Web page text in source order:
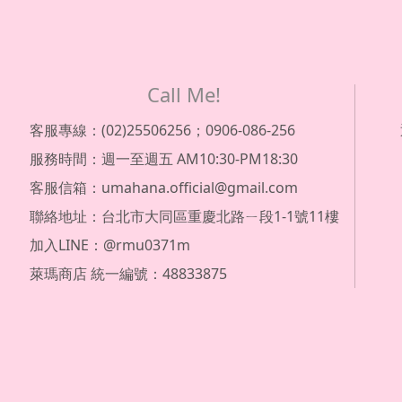
Call Me!
客服專線：(02)25506256；0906-086-256
服務時間：週一至週五 AM10:30-PM18:30
客服信箱：umahana.official@gmail.com
聯絡地址：台北市大同區重慶北路ㄧ段1-1號11樓
加入LINE：@rmu0371m
萊瑪商店 統一編號：48833875